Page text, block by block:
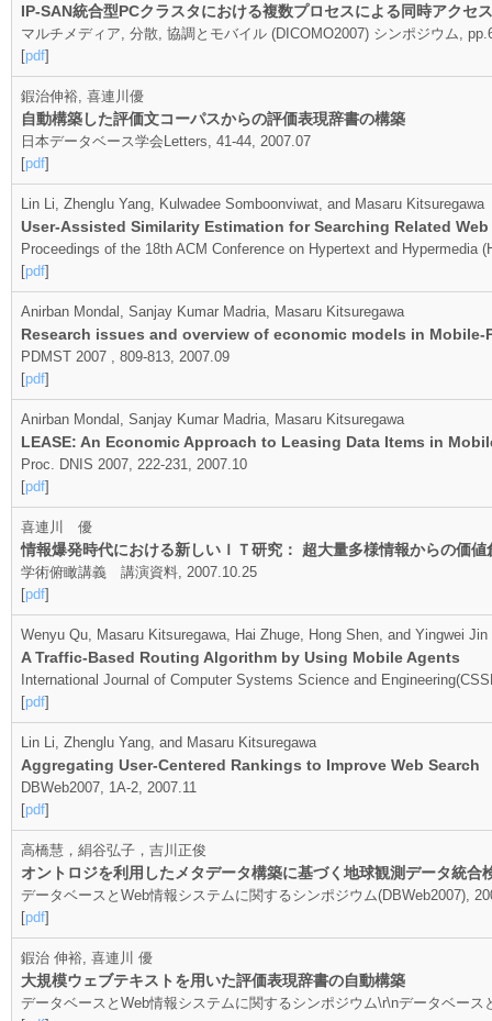
IP-SAN統合型PCクラスタにおける複数プロセスによる同時アクセ
マルチメディア, 分散, 協調とモバイル (DICOMO2007) シンポジウム,
[pdf]
鍜治伸裕, 喜連川優
自動構築した評価文コーパスからの評価表現辞書の構築
日本データベース学会Letters, 41-44, 2007.07
[pdf]
Lin Li, Zhenglu Yang, Kulwadee Somboonviwat, and Masaru Kitsuregawa
User-Assisted Similarity Estimation for Searching Related Web
Proceedings of the 18th ACM Conference on Hypertext and Hypermedia
[pdf]
Anirban Mondal, Sanjay Kumar Madria, Masaru Kitsuregawa
Research issues and overview of economic models in
PDMST 2007 , 809-813, 2007.09
[pdf]
Anirban Mondal, Sanjay Kumar Madria, Masaru Kitsuregawa
LEASE: An Economic Approach to Leasing Data Items in
Proc. DNIS 2007, 222-231, 2007.10
[pdf]
喜連川 優
情報爆発時代における新しいＩＴ研究： 超大量多様情報からの
学術俯瞰講義 講演資料, 2007.10.25
[pdf]
Wenyu Qu, Masaru Kitsuregawa, Hai Zhuge, Hong Shen, and Yingwei Jin
A Traffic-Based Routing Algorithm by Using Mobile Agents
International Journal of Computer Systems Science and
[pdf]
Lin Li, Zhenglu Yang, and Masaru Kitsuregawa
Aggregating User-Centered Rankings to Improve Web Search
DBWeb2007, 1A-2, 2007.11
[pdf]
高橋慧，絹谷弘子，吉川正俊
オントロジを利用したメタデータ構築に基づく地球観測データ統合
データベースとWeb情報システムに関するシンポジウム(DBWeb2007),
[pdf]
鍜治 伸裕, 喜連川 優
大規模ウェブテキストを用いた評価表現辞書の自動構築
データベースとWeb情報システムに関するシンポジウム\r\nデータベー